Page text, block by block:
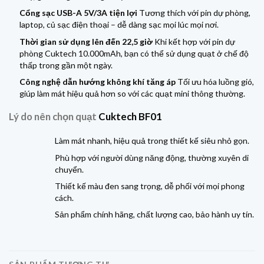
Cổng sạc USB-A 5V/3A tiện lợi Tương thích với pin dự phòng,
laptop, củ sạc điện thoại – dễ dàng sạc mọi lúc mọi nơi.
Thời gian sử dụng lên đến 22,5 giờ Khi kết hợp với pin dự
phòng Cuktech 10.000mAh, bạn có thể sử dụng quạt ở chế độ
thấp trong gần một ngày.
Công nghệ dẫn hướng không khí tăng áp Tối ưu hóa luồng gió,
giúp làm mát hiệu quả hơn so với các quạt mini thông thường.
Lý do nên chọn quạt Cuktech BF01
Làm mát nhanh, hiệu quả trong thiết kế siêu nhỏ gọn.
Phù hợp với người dùng năng động, thường xuyên di
chuyển.
Thiết kế màu đen sang trọng, dễ phối với mọi phong
cách.
Sản phẩm chính hãng, chất lượng cao, bảo hành uy tín.